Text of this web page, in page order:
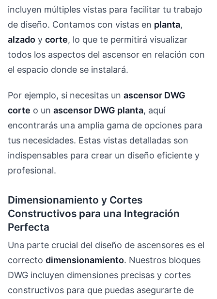
incluyen múltiples vistas para facilitar tu trabajo
de diseño. Contamos con vistas en planta,
alzado y corte, lo que te permitirá visualizar
todos los aspectos del ascensor en relación con
el espacio donde se instalará.
Por ejemplo, si necesitas un ascensor DWG
corte o un ascensor DWG planta, aquí
encontrarás una amplia gama de opciones para
tus necesidades. Estas vistas detalladas son
indispensables para crear un diseño eficiente y
profesional.
Dimensionamiento y Cortes
Constructivos para una Integración
Perfecta
Una parte crucial del diseño de ascensores es el
correcto dimensionamiento. Nuestros bloques
DWG incluyen dimensiones precisas y cortes
constructivos para que puedas asegurarte de